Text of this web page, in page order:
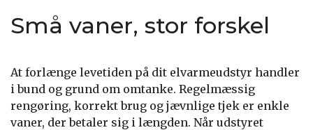
Små vaner, stor forskel
At forlænge levetiden på dit elvarmeudstyr handler
i bund og grund om omtanke. Regelmæssig
rengøring, korrekt brug og jævnlige tjek er enkle
vaner, der betaler sig i længden. Når udstyret